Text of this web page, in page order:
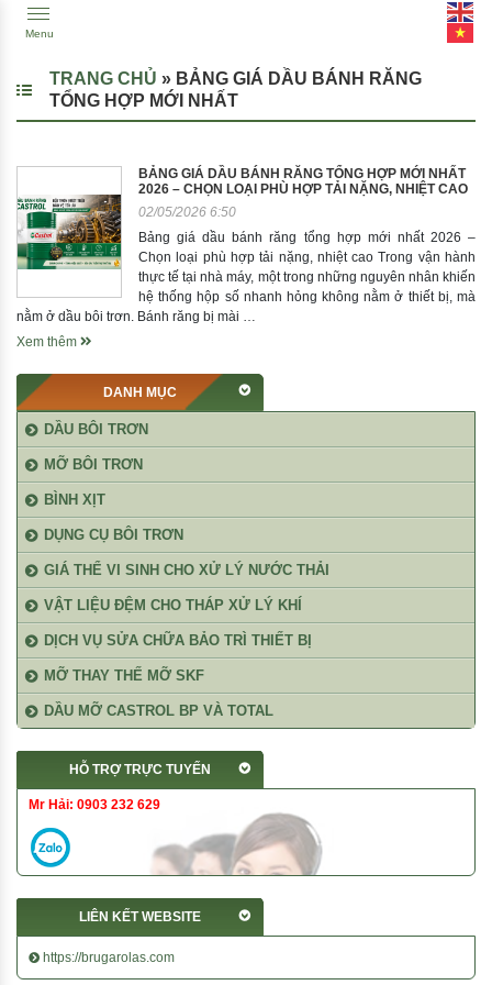
Menu
TRANG CHỦ » BẢNG GIÁ DẦU BÁNH RĂNG
TỔNG HỢP MỚI NHẤT
BẢNG GIÁ DẦU BÁNH RĂNG TỔNG HỢP MỚI NHẤT
2026 – CHỌN LOẠI PHÙ HỢP TẢI NẶNG, NHIỆT CAO
02/05/2026 6:50
Bảng giá dầu bánh răng tổng hợp mới nhất 2026 –
Chọn loại phù hợp tải nặng, nhiệt cao Trong vận hành
thực tế tại nhà máy, một trong những nguyên nhân khiến
hệ thống hộp số nhanh hỏng không nằm ở thiết bị, mà
nằm ở dầu bôi trơn. Bánh răng bị mài …
Xem thêm
DANH MỤC
DẦU BÔI TRƠN
MỠ BÔI TRƠN
BÌNH XỊT
DỤNG CỤ BÔI TRƠN
GIÁ THỂ VI SINH CHO XỬ LÝ NƯỚC THẢI
VẬT LIỆU ĐỆM CHO THÁP XỬ LÝ KHÍ
DỊCH VỤ SỬA CHỮA BẢO TRÌ THIẾT BỊ
MỠ THAY THẾ MỠ SKF
DẦU MỠ CASTROL BP VÀ TOTAL
HỖ TRỢ TRỰC TUYẾN
Mr Hải: 0903 232 629
LIÊN KẾT WEBSITE
https://brugarolas.com